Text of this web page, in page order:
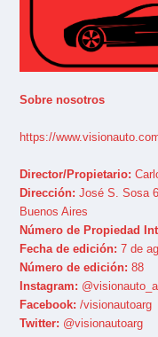
Sobre nosotros
https://
Director/Propietario:
Dirección: José S. Sosa
Buenos Aires
Número de Propiedad
Fecha de edición: 7 de
Número de edición: 88
Instagram:
Facebook: /visionautoarg
Twitter: @visionautoarg